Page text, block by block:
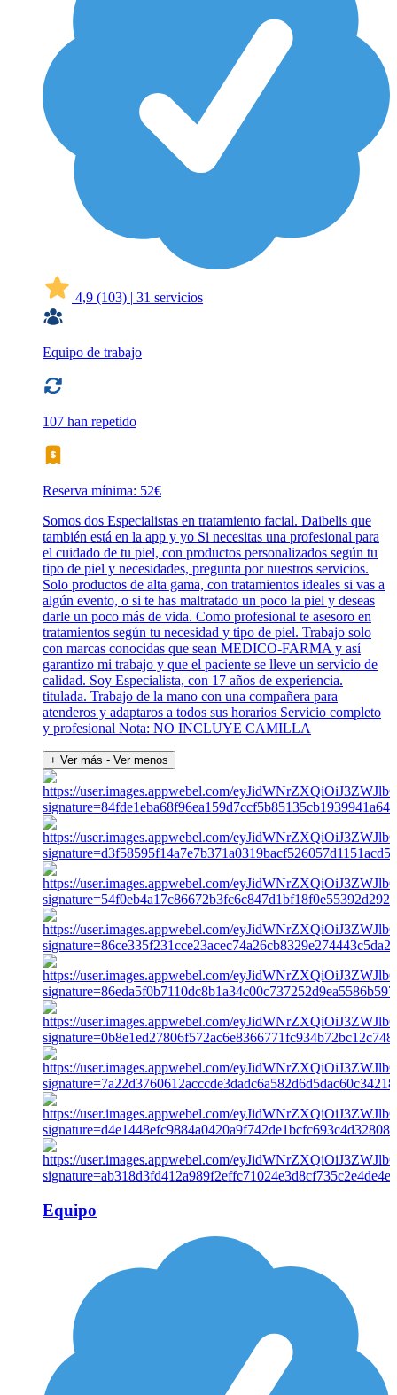
4,9 (103) | 31 servicios
Equipo de trabajo
107 han repetido
Reserva mínima: 52€
Somos dos Especialistas en tratamiento facial. Daibelis que
también está en la app y yo Si necesitas una profesional para
el cuidado de tu piel, con productos personalizados según tu
tipo de piel y necesidades, pregunta por nuestros servicios.
Solo productos de alta gama, con tratamientos ideales si vas a
algún evento, o si te has maltratado un poco la piel y deseas
darle un poco más de vida. Como profesional te asesoro en
tratamientos según tu necesidad y tipo de piel. Trabajo solo
con marcas conocidas que sean MEDICO-FARMA y así
garantizo mi trabajo y que el paciente se lleve un servicio de
calidad. Soy Especialista, con 17 años de experiencia.
titulada. Trabajo de la mano con una compañera para
atenderos y adaptaros a todos sus horarios Servicio completo
y profesional Nota: NO INCLUYE CAMILLA
+ Ver más - Ver menos
Equipo